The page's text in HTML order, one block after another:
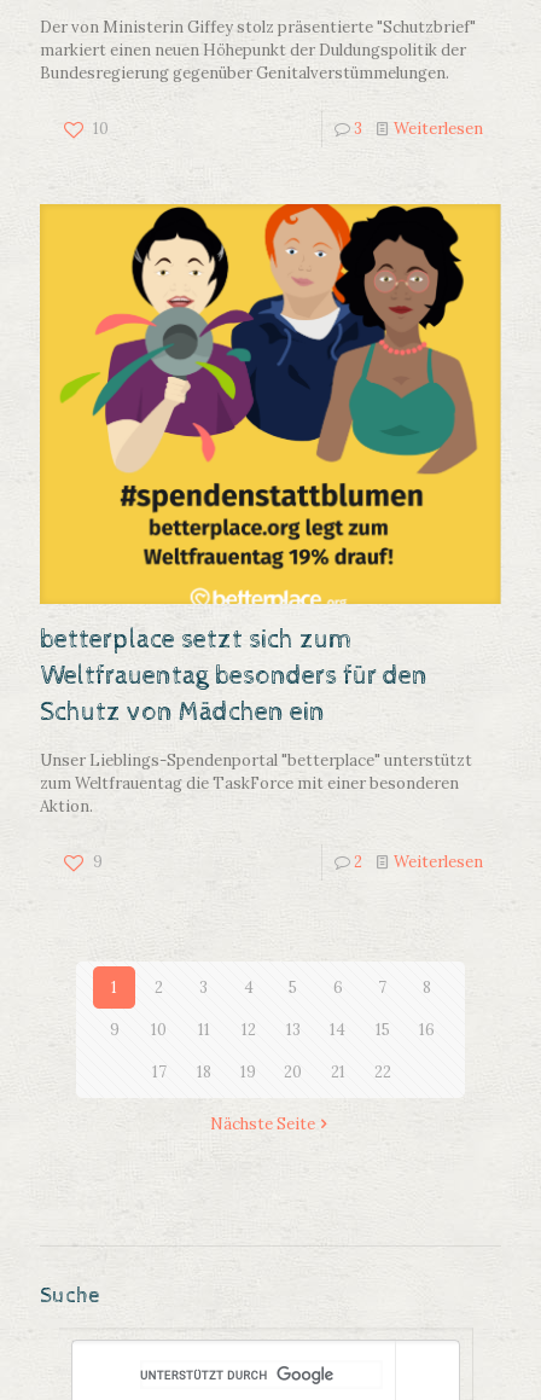
Der von Ministerin Giffey stolz präsentierte "Schutzbrief"
markiert einen neuen Höhepunkt der Duldungspolitik der
Bundesregierung gegenüber Genitalverstümmelungen.
10 3 Weiterlesen
betterplace setzt sich zum
Weltfrauentag besonders für den
Schutz von Mädchen ein
Unser Lieblings-Spendenportal "betterplace" unterstützt
zum Weltfrauentag die TaskForce mit einer besonderen
Aktion.
9 2 Weiterlesen
1 2 3 4 5 6 7 8
9 10 11 12 13 14 15 16
17 18 19 20 21 22
Nächste Seite
Suche